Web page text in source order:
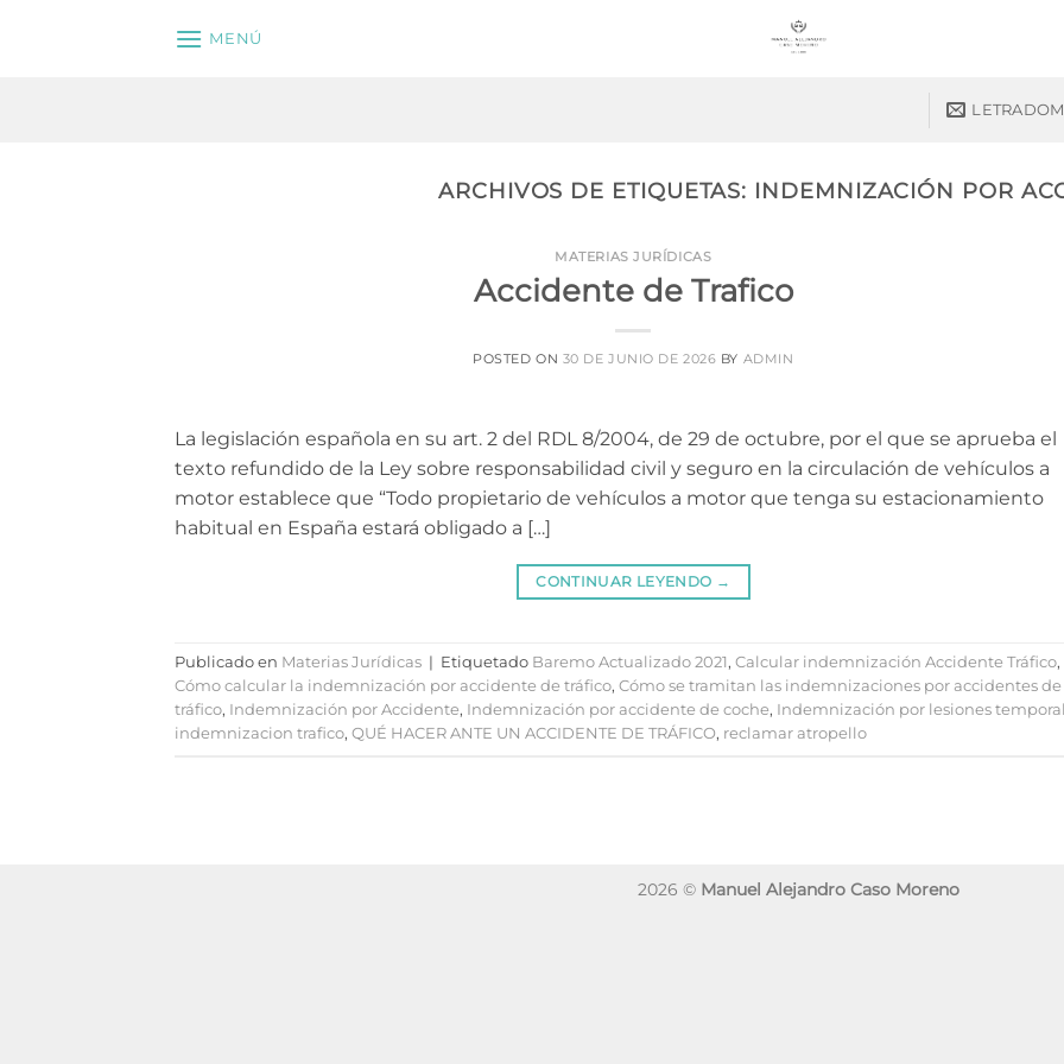
MENÚ
ARCHIVOS DE ETIQUETAS: INDEMNIZACIÓN POR
MATERIAS JURÍDICAS
Accidente de Trafico
POSTED ON 30 DE JUNIO DE 2026 BY ADMIN
La legislación española en su art. 2 del RDL 8/2004, de 29 de octubre, por el que se aprueba el
texto refundido de la Ley sobre responsabilidad civil y seguro en la circulación de vehículos a
motor establece que “Todo propietario de vehículos a motor que tenga su estacionamiento
habitual en España estará obligado a […]
CONTINUAR LEYENDO →
Publicado en Materias Jurídicas | Etiquetado Baremo Actualizado 2021, Calcular indemnización Accidente Tráfico,
Cómo calcular la indemnización por accidente de tráfico, Cómo se tramitan las indemnizaciones por accidentes de
tráfico, Indemnización por Accidente, Indemnización por accidente de coche, Indemnización por lesiones
indemnizacion trafico, QUÉ HACER ANTE UN ACCIDENTE DE TRÁFICO, reclamar atropello
2026 © Manuel Alejandro Caso Moreno